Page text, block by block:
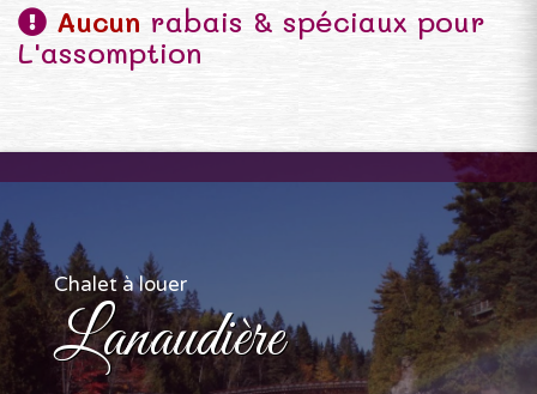
Aucun rabais & spéciaux pour
L'assomption
Chalet à louer
Lanaudière